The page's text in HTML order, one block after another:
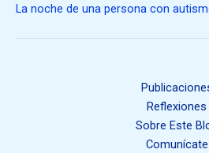
La noche de una persona con
Reflexiones
Sobre Este
Comunícate